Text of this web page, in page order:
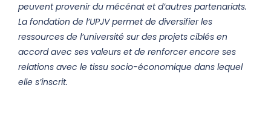
peuvent provenir du mécénat et d’autres partenariats.
La fondation de l’UPJV permet de diversifier les
ressources de l’université sur des projets ciblés en
accord avec ses valeurs et de renforcer encore ses
relations avec le tissu socio-économique dans lequel
elle s’inscrit.